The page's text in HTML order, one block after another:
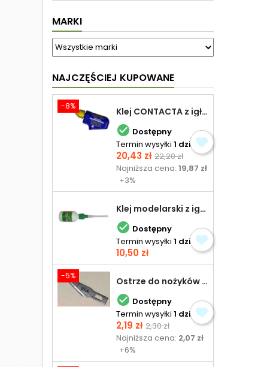
MARKI
NAJCZĘŚCIEJ KUPOWANE
-8% Klej CONTACTA z igłą do plastiku 25,0 g
 Dostępny
Termin wysyłki 1 dzień
Cena
20,43 zł Cena
podstawowa
22,20 zł
Najniższa cena:19,87 zł
+3%
Klej modelarski z igłą 30 ml
 Dostępny
Termin wysyłki 1 dzień
Cena
10,50 zł
-5% Ostrze do nożyków Excel
 Dostępny
Termin wysyłki 1 dzień
Cena
2,19 zł Cena
podstawowa
2,30 zł
Najniższa cena: 2,07 zł
+6%